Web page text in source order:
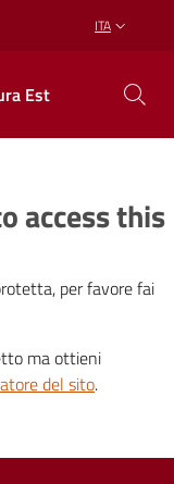
ITA
Est
access this
per favore fai
ma ottieni
del sito.